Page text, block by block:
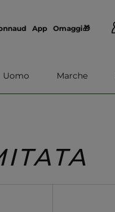
App Omaggi🎁
Uomo Marche